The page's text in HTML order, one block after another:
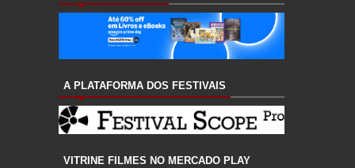
A PLATAFORMA DOS FESTIVAIS
VITRINE FILMES NO MERCADO PLAY